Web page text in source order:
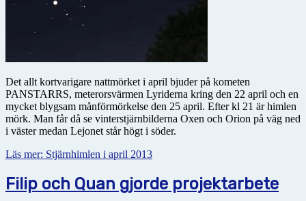
Det allt kortvarigare nattmörket i april bjuder på kometen
PANSTARRS, meterorsvärmen Lyriderna kring den 22 april och en
mycket blygsam månförmörkelse den 25 april. Efter kl 21 är himlen
mörk. Man får då se vinterstjärnbilderna Oxen och Orion på väg ned
i väster medan Lejonet står högt i söder.
Läs mer: Stjärnhimlen i april 2013
Filip och Quan gjorde projektarbete